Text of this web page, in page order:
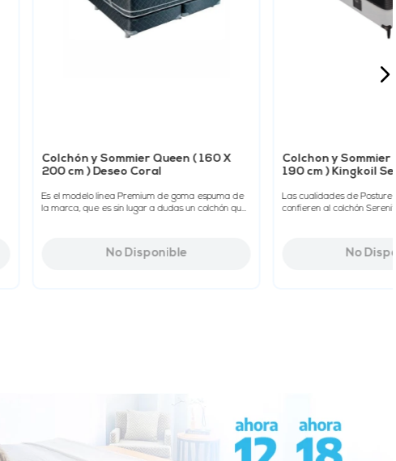
Colchón y Sommier Queen ( 160 X
200 cm ) Deseo Coral
Es el modelo línea Premium de goma espuma de
la marca, que es sin lugar a dudas un colchón que
No Disponible
Colchon y Sommier
190 cm ) Kingkoil
Las cualidades de
confieren al colchón
No